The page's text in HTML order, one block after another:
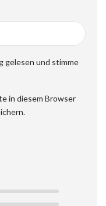
gelesen und stimme
in diesem Browser